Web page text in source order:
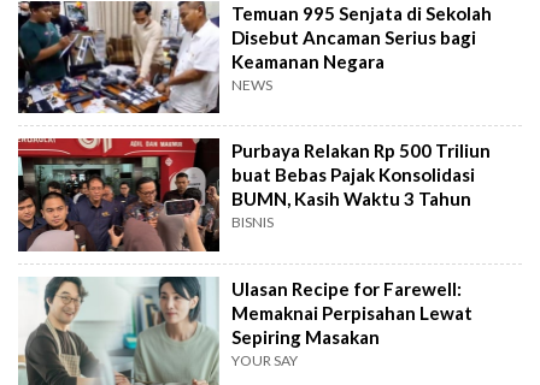
Temuan 995 Senjata di Sekolah
Disebut Ancaman Serius bagi
Keamanan Negara
NEWS
Purbaya Relakan Rp 500 Triliun
buat Bebas Pajak Konsolidasi
BUMN, Kasih Waktu 3 Tahun
BISNIS
Ulasan Recipe for Farewell:
Memaknai Perpisahan Lewat
Sepiring Masakan
YOUR SAY